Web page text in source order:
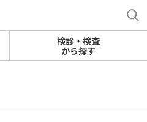
検診・検査
から探す